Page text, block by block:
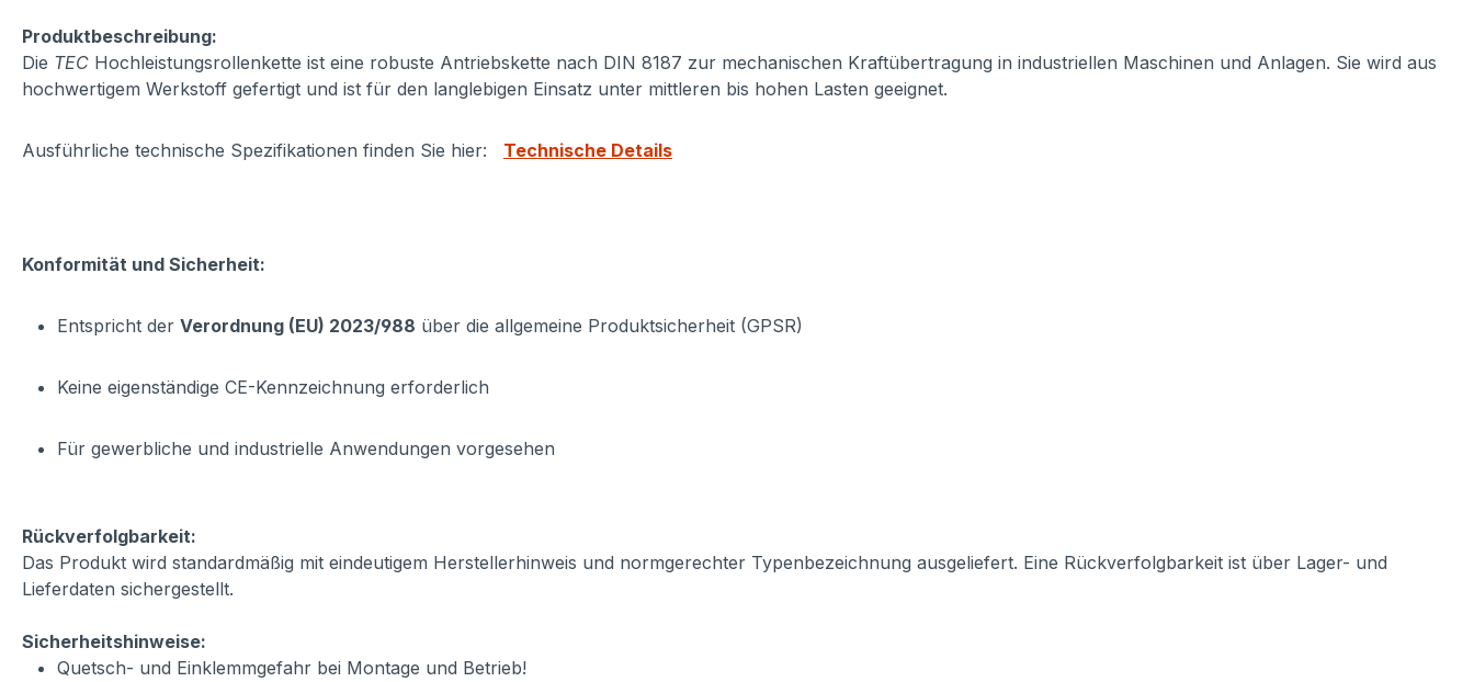
Produktbeschreibung:
Die TEC Hochleistungsrollenkette ist eine robuste Antriebskette nach DIN 8187 zur mechanischen Kraftübertragung in industriellen Maschinen und Anlagen. Sie wird aus
hochwertigem Werkstoff gefertigt und ist für den langlebigen Einsatz unter mittleren bis hohen Lasten geeignet.
Ausführliche technische Spezifikationen finden Sie hier: Technische Details
Konformität und Sicherheit:
Entspricht der Verordnung (EU) 2023/988 über die allgemeine Produktsicherheit (GPSR)
Keine eigenständige CE-Kennzeichnung erforderlich
Für gewerbliche und industrielle Anwendungen vorgesehen
Rückverfolgbarkeit:
Das Produkt wird standardmäßig mit eindeutigem Herstellerhinweis und normgerechter Typenbezeichnung ausgeliefert. Eine Rückverfolgbarkeit ist über Lager- und
Lieferdaten sichergestellt.
Sicherheitshinweise:
Quetsch- und Einklemmgefahr bei Montage und Betrieb!